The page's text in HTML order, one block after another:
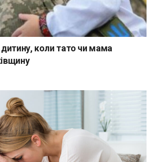
коли тато чи мама